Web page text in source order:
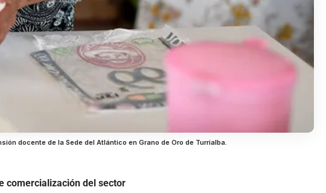
docente de la Sede del Atlántico en Grano de Oro de Turrialba.
comercialización del sector